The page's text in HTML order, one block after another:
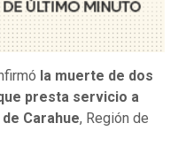
la muerte de dos
presta servicio a
Carahue, Región de